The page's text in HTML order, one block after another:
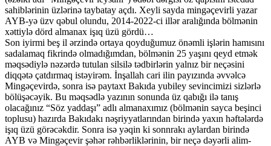
sahiblərinin üzlərinə taybatay açdı. Xeyli sayda mingəçevirli yazar
AYB-yə üzv qəbul olundu, 2014-2022-ci illər aralığında bölmənin
xəttiylə dörd almanax işıq üzü gördü…
Son iyirmi beş il ərzində ortaya qoyduğumuz önəmli işlərin hamısını
sadalamaq fikrində olmadığımdan, bölmənin 25 yaşını qeyd etmək
məqsədiylə nəzərdə tutulan silsilə tədbirlərin yalnız bir neçəsini
diqqətə çatdırmaq istəyirəm. İnşallah cari ilin payızında əvvəlcə
Mingəçevirdə, sonra isə paytaxt Bakıda yubiley sevincimizi sizlərlə
bölüşəcəyik. Bu məqsədlə yazının sonunda üz qabığı ilə tanış
olacağınız “Söz yaddaşı” adlı almanaxımız (bölmənin sayca beşinci
toplusu) hazırda Bakıdakı nəşriyyatlarından birində yaxın həftələrdə
işıq üzü görəcəkdir. Sonra isə yəqin ki sonnrakı aylardan birində
AYB və Mingəçevir şəhər rəhbərliklərinin, bir neçə dəyərli alim-